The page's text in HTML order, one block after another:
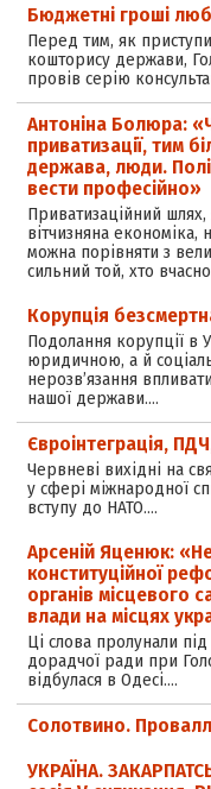
Бюджетні гроші
Перед тим, як
кошторису держави,
провів серію
Антоніна Болюра:
приватизації, тим
держава, люди.
вести професійно»
Приватизаційний
вітчизняна економіка,
можна порівняти з
сильний той, хто
Корупція
Подолання корупції в
юридичною, а й
нерозв’язання
нашої держави.…
Євроінтеграція,
Червневі вихідні на
у сфері міжнародної
вступу до НАТО.…
Арсеній Яценюк:
конституційної
органів місцевого
влади на місцях
Ці слова пролунали
дорадчої ради при
відбулася в Одесі.…
Солотвино.
УКРАЇНА.